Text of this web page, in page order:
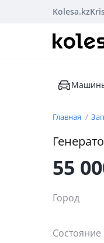
Kolesa.kz
Главная
55
Город
Состояние